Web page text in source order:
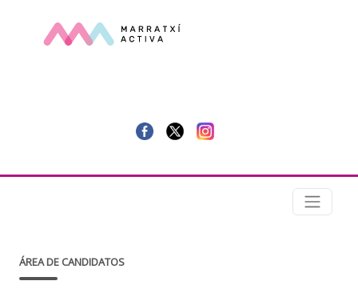
ÁREA DE CANDIDATOS